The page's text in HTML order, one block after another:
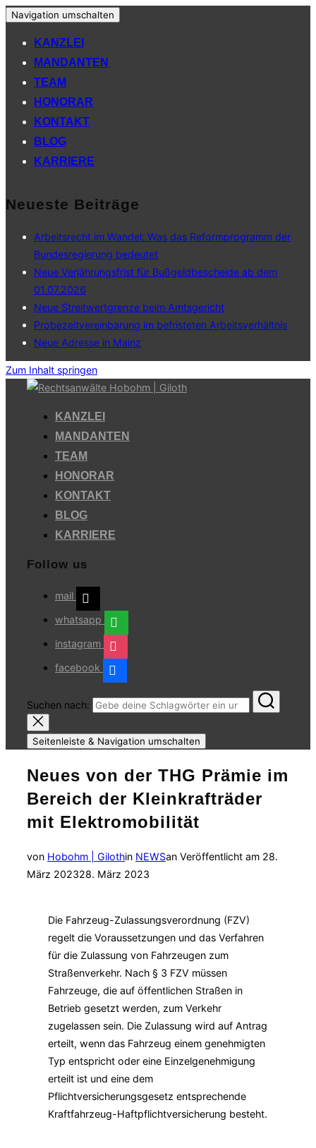
Navigation umschalten
KANZLEI
MANDANTEN
TEAM
HONORAR
KONTAKT
BLOG
KARRIERE
Neueste Beiträge
Arbeitsrecht im Wandel: Was das Reformprogramm der
Bundesregierung bedeutet
Neue Verjährungsfrist für Bußgeldbescheide ab dem
01.07.2026
Neue Streitwertgrenze beim Amtsgericht
Probezeitvereinbarung im befristeten Arbeitsverhältnis
Neue Adresse in Mainz
Zum Inhalt springen
KANZLEI
MANDANTEN
TEAM
HONORAR
KONTAKT
BLOG
KARRIERE
Follow us
mail
whatsapp
instagram
facebook
Suchen nach:
Seitenleiste & Navigation umschalten
Neues von der THG Prämie im
Bereich der Kleinkrafträder
mit Elektromobilität
von Hobohm | Gilothin NEWSan Veröffentlicht am 28.
März 202328. März 2023
Die Fahrzeug-Zulassungsverordnung (FZV)
regelt die Voraussetzungen und das Verfahren
für die Zulassung von Fahrzeugen zum
Straßenverkehr. Nach § 3 FZV müssen
Fahrzeuge, die auf öffentlichen Straßen in
Betrieb gesetzt werden, zum Verkehr
zugelassen sein. Die Zulassung wird auf Antrag
erteilt, wenn das Fahrzeug einem genehmigten
Typ entspricht oder eine Einzelgenehmigung
erteilt ist und eine dem
Pflichtversicherungsgesetz entsprechende
Kraftfahrzeug-Haftpflichtversicherung besteht.